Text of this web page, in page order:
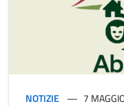
NOTIZIE 7